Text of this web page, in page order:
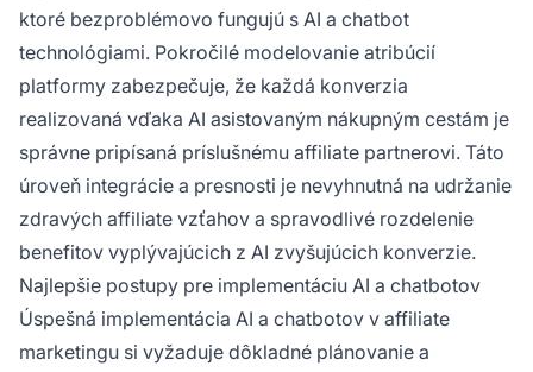
ktoré bezproblémovo fungujú s AI a chatbot
technológiami. Pokročilé modelovanie atribúcií
platformy zabezpečuje, že každá konverzia
realizovaná vďaka AI asistovaným nákupným cestám je
správne pripísaná príslušnému affiliate partnerovi. Táto
úroveň integrácie a presnosti je nevyhnutná na udržanie
zdravých affiliate vzťahov a spravodlivé rozdelenie
benefitov vyplývajúcich z AI zvyšujúcich konverzie.
Najlepšie postupy pre implementáciu AI a chatbotov
Úspešná implementácia AI a chatbotov v affiliate
marketingu si vyžaduje dôkladné plánovanie a